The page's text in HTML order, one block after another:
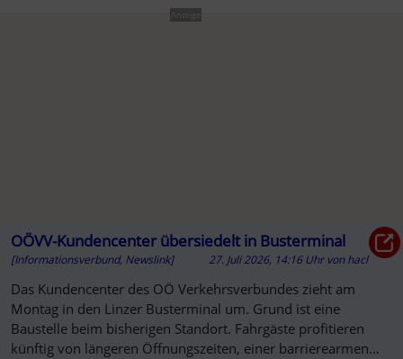
Anzeige
OÖVV-Kundencenter übersiedelt in Busterminal
[Informationsverbund, Newslink] 27. Juli 2026, 14:16 Uhr vonhacl
Das Kundencenter des OÖ Verkehrsverbundes zieht am
Montag in den Linzer Busterminal um. Grund ist eine
Baustelle beim bisherigen Standort. Fahrgäste profitieren
künftig von längeren Öffnungszeiten, einer barrierearmen